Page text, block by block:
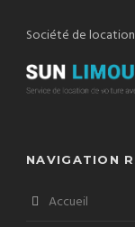
Société de
NAVIGATION
Accueil